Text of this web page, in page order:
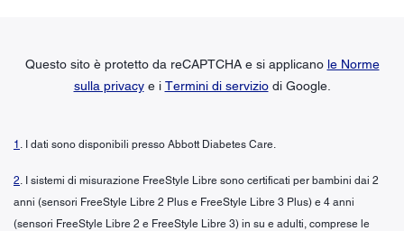
Questo sito è protetto da reCAPTCHA e si applicano le Norme
sulla privacye i Termini di serviziodi Google.
1 . I dati sono disponibili presso Abbott Diabetes Care.
2. I sistemi di misurazione FreeStyle Libre sono certificati per bambini dai 2
anni (sensori FreeStyle Libre 2 Plus e FreeStyle Libre 3 Plus) e 4 anni
(sensori FreeStyle Libre 2 e FreeStyle Libre 3) in su e adulti, comprese le